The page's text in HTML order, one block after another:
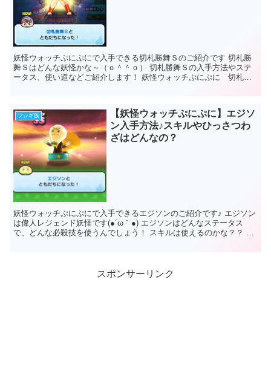
妖怪ウォッチぷにぷにで入手できる切札勝舞Ｓのご紹介です 切札勝
舞Ｓはどんな妖怪かな～（ｏ＾＾ｏ） 切札勝舞Ｓの入手方法やステ
ータス、使い道などご紹介します！ 妖怪ウォッチぷにぷに 切札勝
フシギ族
【妖怪ウォッチぷにぷに】エジソ
ン入手方法♪スキルやひっさつわ
ざはどんなの？
妖怪ウォッチぷにぷにで入手できるエジソンのご紹介です♪ エジソン
は偉人レジェンド妖怪です(●´ω｀●) エジソンはどんなステータス
で、どんな必殺技を使うんでしょう！ スキルは使えるのかな？？ 詳
スポンサーリンク